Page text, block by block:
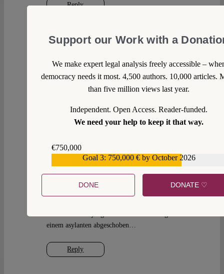
Reply
Max Steinbeis Thu 22 Dec 2011 at 12:03
versteh ich nicht. Das Foto illustriert eine Situation,
die es nur bei wechselseitigem Vertrauen geben kann.
Das kann man ein bisschen bemüht finden, ok, aber
Einfach mal gut durchatmen. Bald ist Weihnachten.
Lester Thu 22 Dec 2011 at 13:10
Reply
einem asylanten abgeschoben…
Support our Work with a
We make expert legal analysis freely accessible –
democracy needs it most. 4,500 authors. 10,000 articles.
than five million views last year.
Independent. Open Access. Reader-funded.
We need your help to keep it that way.
€750,000
Goal 3: 750,000 € by October 2026
DONE DONATE ♡